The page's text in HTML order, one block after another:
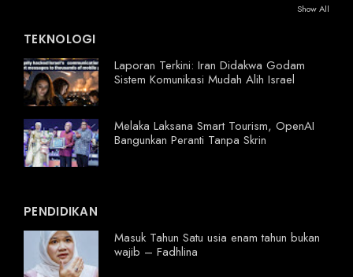
Show All
TEKNOLOGI
Laporan Terkini: Iran Didakwa Godam
Sistem Komunikasi Mudah Alih Israel
Melaka Laksana Smart Tourism, OpenAI
Bangunkan Peranti Tanpa Skrin
PENDIDIKAN
Masuk Tahun Satu usia enam tahun bukan
wajib – Fadhlina